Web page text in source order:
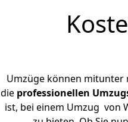
Umzüge können mitunter
die professionellen
ist, bei einem Umzug von